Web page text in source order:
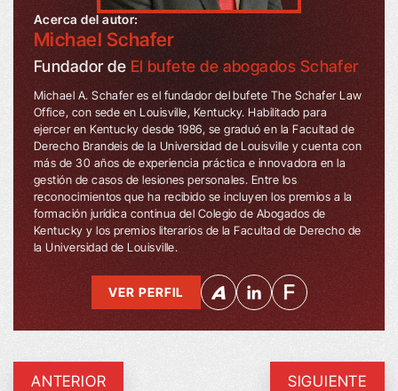
Acerca del autor:
Michael Schafer
Fundador de El bufete de abogados Schafer
Michael A. Schafer es el fundador del bufete The Schafer Law
Office, con sede en Louisville, Kentucky. Habilitado para
ejercer en Kentucky desde 1986, se graduó en la Facultad de
Derecho Brandeis de la Universidad de Louisville y cuenta con
más de 30 años de experiencia práctica e innovadora en la
gestión de casos de lesiones personales. Entre los
reconocimientos que ha recibido se incluyen los premios a la
formación jurídica continua del Colegio de Abogados de
Kentucky y los premios literarios de la Facultad de Derecho de
la Universidad de Louisville.
VER PERFIL
ANTERIOR SIGUIENTE